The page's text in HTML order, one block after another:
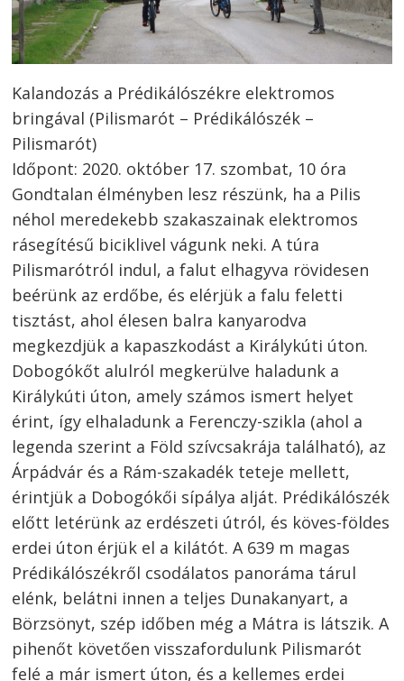
Kalandozás a Prédikálószékre elektromos
bringával (Pilismarót – Prédikálószék –
Pilismarót)
Időpont: 2020. október 17. szombat, 10 óra
Gondtalan élményben lesz részünk, ha a Pilis
néhol meredekebb szakaszainak elektromos
rásegítésű biciklivel vágunk neki. A túra
Pilismarótról indul, a falut elhagyva rövidesen
beérünk az erdőbe, és elérjük a falu feletti
tisztást, ahol élesen balra kanyarodva
megkezdjük a kapaszkodást a Királykúti úton.
Dobogókőt alulról megkerülve haladunk a
Királykúti úton, amely számos ismert helyet
érint, így elhaladunk a Ferenczy-szikla (ahol a
legenda szerint a Föld szívcsakrája található), az
Árpádvár és a Rám-szakadék teteje mellett,
érintjük a Dobogókői sípálya alját. Prédikálószék
előtt letérünk az erdészeti útról, és köves-földes
erdei úton érjük el a kilátót. A 639 m magas
Prédikálószékről csodálatos panoráma tárul
elénk, belátni innen a teljes Dunakanyart, a
Börzsönyt, szép időben még a Mátra is látszik. A
pihenőt követően visszafordulunk Pilismarót
felé a már ismert úton, és a kellemes erdei